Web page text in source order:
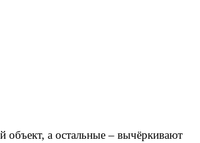
а остальные – вычёркивают